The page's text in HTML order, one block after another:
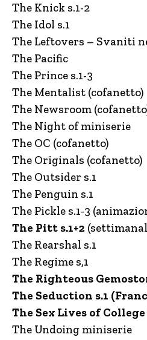
The Knick s.1-2
The Idol s.1
The Leftovers – Svaniti
The Pacific
The Prince s.1-3
The Mentalist (cofanetto)
The Newsroom
The Night of miniserie
The OC (cofanetto)
The Originals (cofanetto)
The Outsider s.1
The Penguin s.1
The Pickle s.1-3
The Pitt s.1+2
The Rearshal s.1
The Regime s,1
The Righteous
The Seduction s.1
The Sex Lives of
The Undoing miniserie